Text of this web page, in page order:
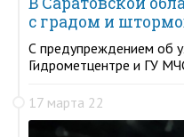
с градом и
С предупреждением об
Гидрометцентре и ГУ
17 марта 22